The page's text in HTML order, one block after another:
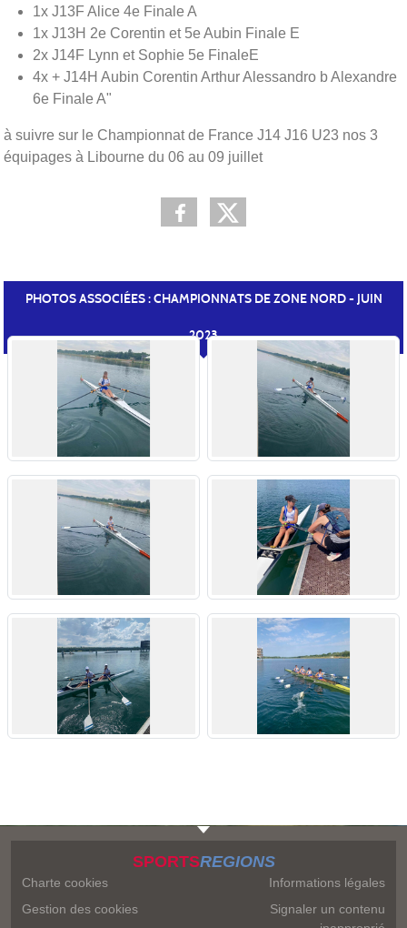
1x J13F Alice 4e Finale A
1x J13H 2e Corentin et 5e Aubin Finale E
2x J14F Lynn et Sophie 5e FinaleE
4x + J14H Aubin Corentin Arthur Alessandro b Alexandre
6e Finale A"
à suivre sur le Championnat de France J14 J16 U23 nos 3
équipages à Libourne du 06 au 09 juillet
PHOTOS ASSOCIÉES : CHAMPIONNATS DE ZONE NORD - JUIN
2023
SPORTSREGIONS
Charte cookies
Gestion des cookies
Informations légales
Signaler un contenu